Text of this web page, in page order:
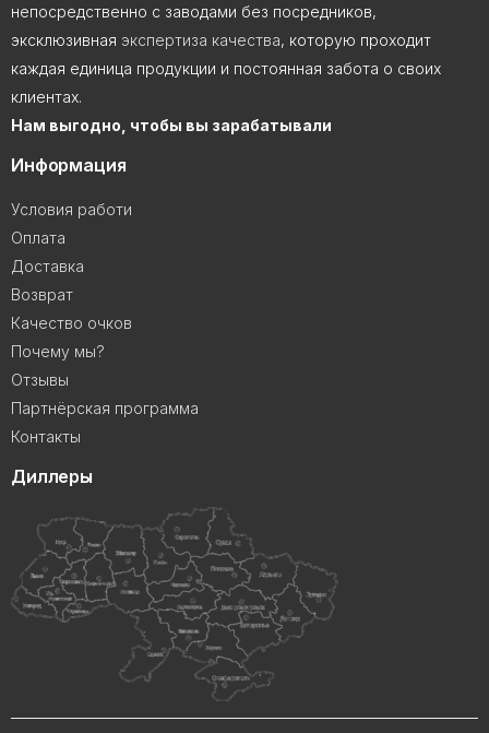
непосредственно с заводами без посредников,
эксклюзивная экспертиза качества, которую проходит
каждая единица продукции и постоянная забота о своих
клиентах.
Нам выгодно, чтобы вы зарабатывали
Информация
Условия работи
Оплата
Доставка
Возврат
Качество очков
Почему мы?
Отзывы
Партнёрская программа
Контакты
Диллеры